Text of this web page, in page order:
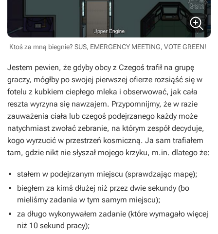
Ktoś za mną biegnie? SUS, EMERGENCY MEETING, VOTE GREEN!
Jestem pewien, że gdyby obcy z Czegoś trafił na grupę
graczy, mógłby po swojej pierwszej ofierze rozsiąść się w
fotelu z kubkiem ciepłego mleka i obserwować, jak cała
reszta wyrzyna się nawzajem. Przypomnijmy, że w razie
zauważenia ciała lub czegoś podejrzanego każdy może
natychmiast zwołać zebranie, na którym zespół decyduje,
kogo wyrzucić w przestrzeń kosmiczną. Ja sam trafiałem
tam, gdzie nikt nie słyszał mojego krzyku, m.in. dlatego że:
stałem w podejrzanym miejscu (sprawdzając mapę);
biegłem za kimś dłużej niż przez dwie sekundy (bo
mieliśmy zadania w tym samym miejscu);
za długo wykonywałem zadanie (które wymagało więcej
niż 10 sekund pracy);